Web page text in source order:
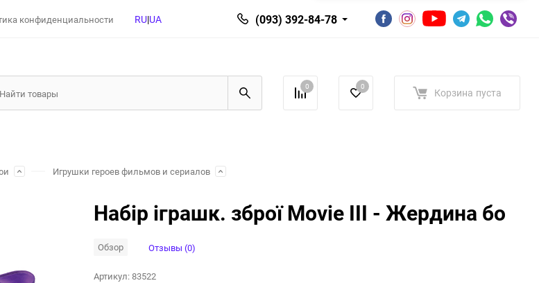
конфиденциальности RU|UA (093) 392-84-78
0 0 Корзина пуста
Игрушки героев фильмов и сериалов
Набір іграшк. зброї Мovie III - Жердина бо
Обзор Отзывы (0)
Артикул:83522